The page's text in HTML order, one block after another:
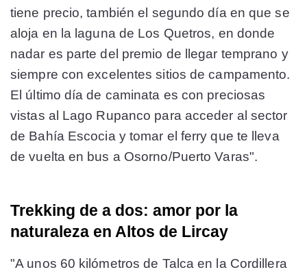
tiene precio, también el segundo día en que se
aloja en la laguna de Los Quetros, en donde
nadar es parte del premio de llegar temprano y
siempre con excelentes sitios de campamento.
El último día de caminata es con preciosas
vistas al Lago Rupanco para acceder al sector
de Bahía Escocia y tomar el ferry que te lleva
de vuelta en bus a Osorno/Puerto Varas".
Trekking de a dos: amor por la
naturaleza en Altos de Lircay
"A unos 60 kilómetros de Talca en la Cordillera